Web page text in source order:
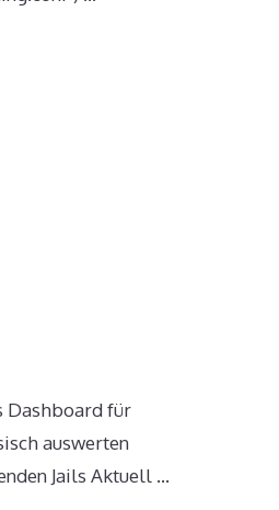
Dashboard für
auswerten
Jails Aktuell …